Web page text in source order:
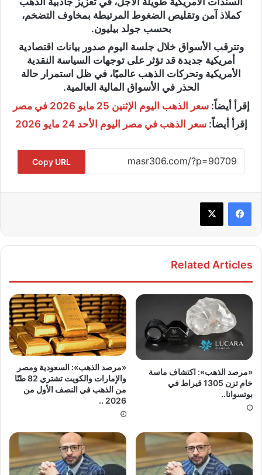
كملاذ آمن وتقليص الضغوط المرتبطة بمخاوف التضخم،
بحسب جولد بيليون.
وتترقب الأسواق خلال جلسة اليوم صدور بيانات اقتصادية
أمريكية جديدة قد تؤثر على توجهات السياسة النقدية
الأمريكية وتحركات الذهب عالميًا، في ظل استمرار حالة
الحذر في الأسواق المالية العالمية.
إقرأ أيضاً:سعر الذهب اليوم الإثنين 25 مايو 2026 في مصر
إقرأ أيضاً:سعر الذهب في مصر اليوم الأحد 24 مايو 2026
Copy URL
Related Articles
«مرصد الذهب»: اكتشاف ماسة
خام تزن 1305 قيراط في
بوتسوانا..
«مرصد الذهب»: السعودية ومصر
والإمارات والكويت تشتري 82 طنًا
من الذهب في النصف الأول من
2026 ..